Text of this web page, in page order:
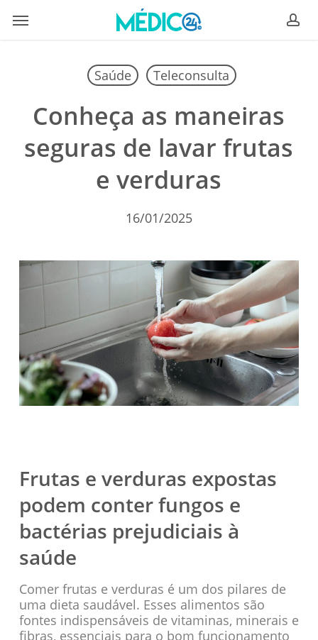
Menu
Saúde Teleconsulta
Conheça as maneiras
seguras de lavar frutas
e verduras
16/01/2025
Frutas e verduras expostas
podem conter fungos e
bactérias prejudiciais à
saúde
Comer frutas e verduras é um dos pilares de
uma dieta saudável. Esses alimentos são
fontes indispensáveis de vitaminas, minerais e
fibras, essenciais para o bom funcionamento